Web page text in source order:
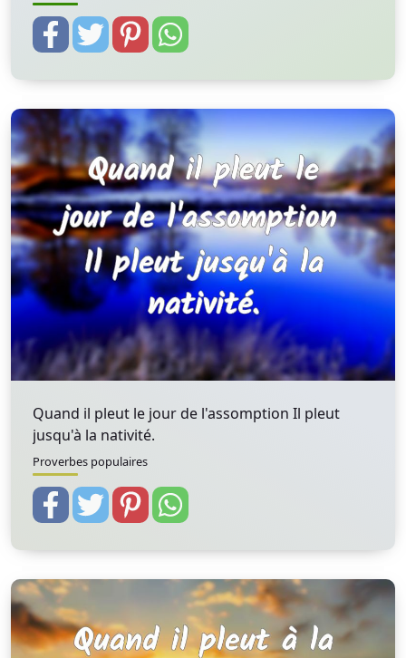
Quand il pleut le jour de l'assomption Il pleut
jusqu'à la nativité.
Proverbes populaires